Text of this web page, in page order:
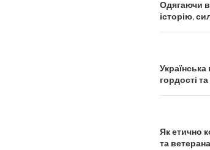
Одягаючи
історію,
гордості
Як етично
та